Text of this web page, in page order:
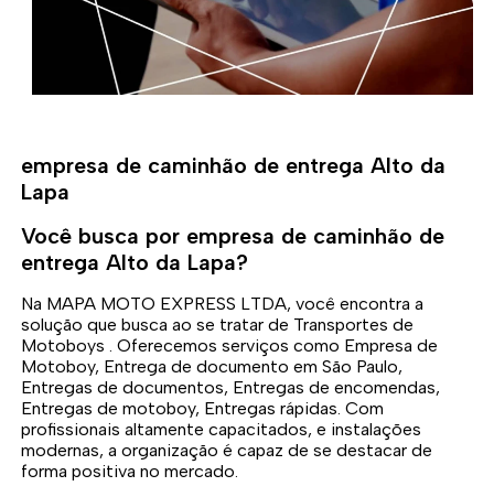
empresa de caminhão de entrega Alto da
Lapa
Você busca por empresa de caminhão de
entrega Alto da Lapa?
Na MAPA MOTO EXPRESS LTDA, você encontra a
solução que busca ao se tratar de Transportes de
Motoboys . Oferecemos serviços como Empresa de
Motoboy, Entrega de documento em São Paulo,
Entregas de documentos, Entregas de encomendas,
Entregas de motoboy, Entregas rápidas. Com
profissionais altamente capacitados, e instalações
modernas, a organização é capaz de se destacar de
forma positiva no mercado.